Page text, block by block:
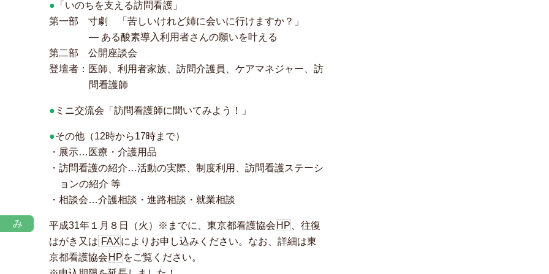
● 「いのちを支える訪問看護」
第一部 寸劇 「苦しいけれど姉に会いに行けますか？」
― ある酸素導入利用者さんの願いを叶える
第二部 公開座談会
登壇者：医師、利用者家族、訪問介護員、ケアマネジャー、訪
問看護師
● ミニ交流会「訪問看護師に聞いてみよう！」
●その他（12時から17時まで）
・展示…医療・介護用品
・訪問看護の紹介…活動の実際、制度利用、訪問看護ステーシ
ョンの紹介 等
・相談会…介護相談・進路相談・就業相談
み 平成31年１月８日（火）※までに、東京都看護協会HP
、往復
はがき又は FAXによりお申し込みください。なお、詳細は東
京都看護協会HP をご覧ください。